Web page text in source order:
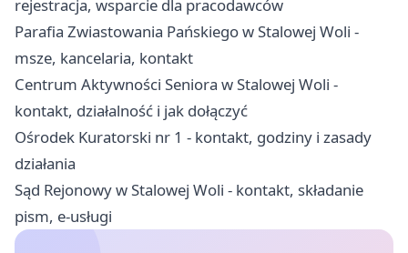
rejestracja, wsparcie dla pracodawców
Parafia Zwiastowania Pańskiego w Stalowej Woli -
msze, kancelaria, kontakt
Centrum Aktywności Seniora w Stalowej Woli -
kontakt, działalność i jak dołączyć
Ośrodek Kuratorski nr 1 - kontakt, godziny i zasady
działania
Sąd Rejonowy w Stalowej Woli - kontakt, składanie
pism, e-usługi